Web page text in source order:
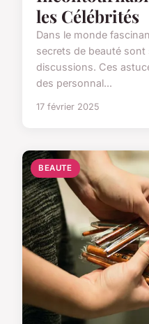
les Célébrités
Dans le monde
secrets de beauté
discussions. Ces
des personnal...
17 février 2025
BEAUTE